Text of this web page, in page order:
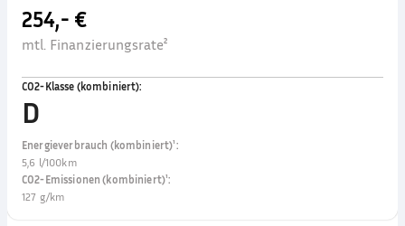
254,- €
mtl. Finanzierungsrate²
CO2-Klasse (kombiniert):
D
Energieverbrauch (kombiniert)¹:
5,6 l/100km
CO2-Emissionen (kombiniert)¹:
127 g/km